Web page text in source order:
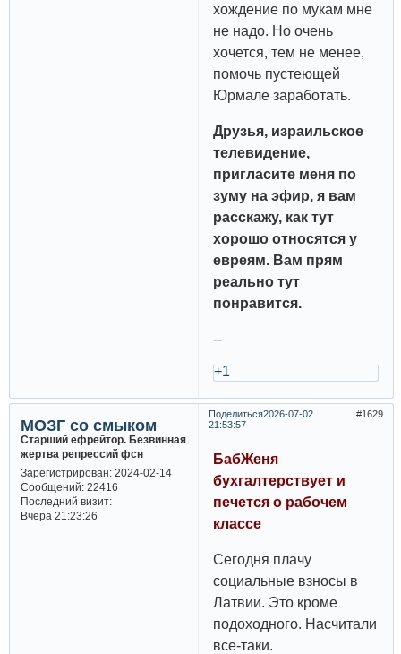
хождение по мукам мне
не надо. Но очень
хочется, тем не менее,
помочь пустеющей
Юрмале заработать.
Друзья, израильское
телевидение,
пригласите меня по
зуму на эфир, я вам
расскажу, как тут
хорошо относятся у
евреям. Вам прям
реально тут
понравится.
--
+1
Поделиться 1629
2026-07-02
21:53:57
МОЗГ со смыком
Старший ефрейтор. Безвинная
жертва репрессий фсн
Зарегистрирован: 2024-02-14
Сообщений:22416
Последний визит:
Вчера 21:23:26
БабЖеня
бухгалтерствует и
печется о рабочем
классе
Сегодня плачу
социальные взносы в
Латвии. Это кроме
подоходного. Насчитали
все-таки.